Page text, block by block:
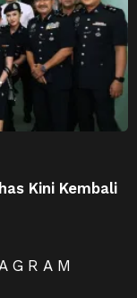
Kini Kembali